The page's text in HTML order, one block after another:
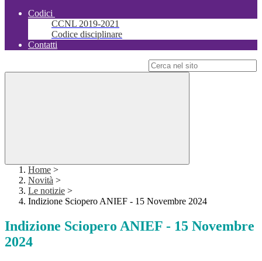
Codici
CCNL 2019-2021
Codice disciplinare
Contatti
Home >
Novità >
Le notizie >
Indizione Sciopero ANIEF - 15 Novembre 2024
Indizione Sciopero ANIEF - 15 Novembre
2024